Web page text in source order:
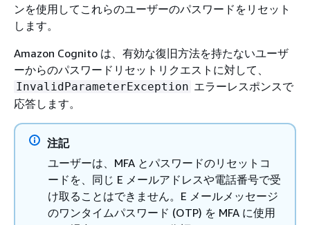
ンを使用してこれらのユーザーのパスワードをリセット
します。
Amazon Cognito は、有効な復旧方法を持たないユーザ
ーからのパスワードリセットリクエストに対して、
InvalidParameterException エラーレスポンスで
応答します。
注記
ユーザーは、MFA とパスワードのリセットコ
ードを、同じ E メールアドレスや電話番号で受
け取ることはできません。E メールメッセージ
のワンタイムパスワード (OTP) を MFA に使用